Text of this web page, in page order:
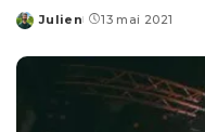
Posted
Julien 13 mai 2021